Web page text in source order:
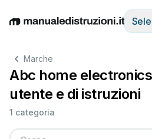
EnglishDeutschEspañolItaliano
Marche
Abc home
utente e di istruzioni
1 categoria